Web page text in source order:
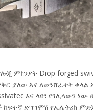
ምክንያት Drop forged
ያለው እና ለመንሸራተት ቀላል
እና ላዩን የገሊላውን ነው
ከፍተኛ-ድግግሞሽ የኤሌትሪክ